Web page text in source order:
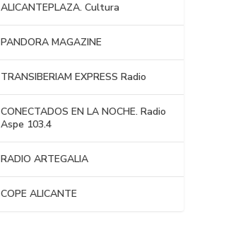
ALICANTEPLAZA. Cultura
PANDORA MAGAZINE
TRANSIBERIAM EXPRESS Radio
CONECTADOS EN LA NOCHE. Radio
Aspe 103.4
RADIO ARTEGALIA
COPE ALICANTE